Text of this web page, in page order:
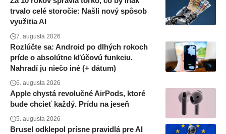
trvalo celé storočie: Našli nový spôsob
využitia AI
7. augusta 2026
Rozlúčte sa: Android po dlhých rokoch
príde o absolútne kľúčovú funkciu.
Nahradí ju niečo iné (+ dátum)
6. augusta 2026
Apple chystá revolučné AirPods, ktoré
bude chcieť každý. Prídu na jeseň
5. augusta 2026
Brusel odklepol prísne pravidlá pre AI